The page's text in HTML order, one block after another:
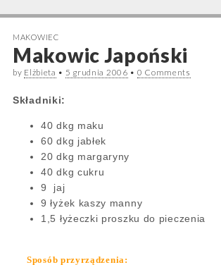
MAKOWIEC
Makowic Japoński
by Elżbieta • 5 grudnia 2006 • 0 Comments
Składniki:
40 dkg maku
60 dkg jabłek
20 dkg margaryny
40 dkg cukru
9
jaj
9 łyżek kaszy manny
1,5 łyżeczki proszku do pieczenia
Sposób przyrządzenia: